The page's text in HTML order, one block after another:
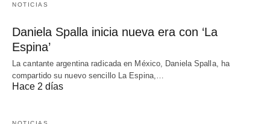
NOTICIAS
Daniela Spalla inicia nueva era con ‘La
Espina’
La cantante argentina radicada en México, Daniela Spalla, ha
compartido su nuevo sencillo La Espina,…
Hace 2 días